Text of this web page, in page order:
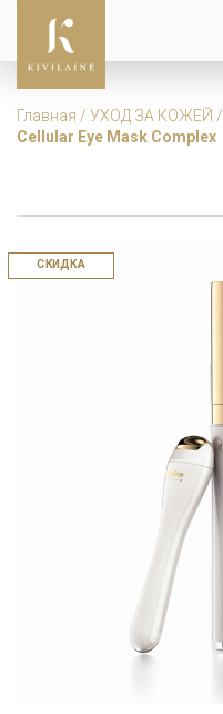
Главная / УХОД ЗА КОЖЕЙ /
Cellular Eye Mask Complex
СКИДКА